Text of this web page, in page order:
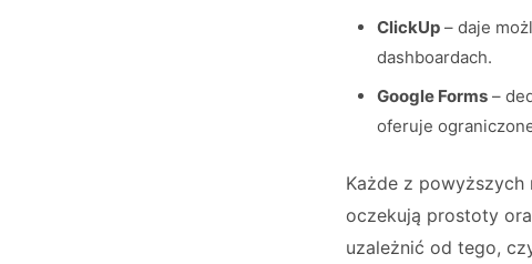
ClickUp – daje
dashboardach.
Google Forms –
oferuje
Każde z
oczekują prostoty
uzależnić od tego,